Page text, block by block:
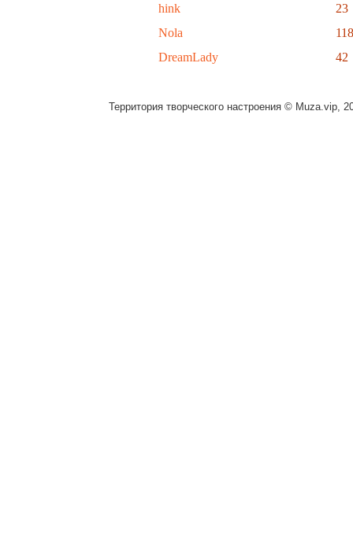
hink
23
Nola
118
DreamLady
42
Территория творческого настроения © Muza.vip,